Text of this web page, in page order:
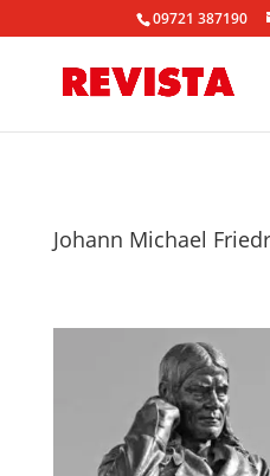
09721 387190
Johann Michael